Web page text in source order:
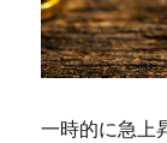
一時的に急上